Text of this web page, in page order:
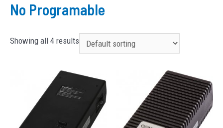
No Programable
Showing all 4 results